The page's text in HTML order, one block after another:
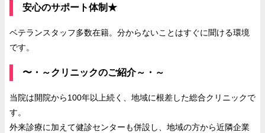
安心のサポート体制★
ベテランスタッフ多数在籍。分からないことはすぐに聞ける環境
です。
〜・～クリニックのご紹介～・～
当院は開院から100年以上続く、地域に根差した総合クリニックで
す。
外来診療に加えて健診センターも併設し、地域の方から近隣企業